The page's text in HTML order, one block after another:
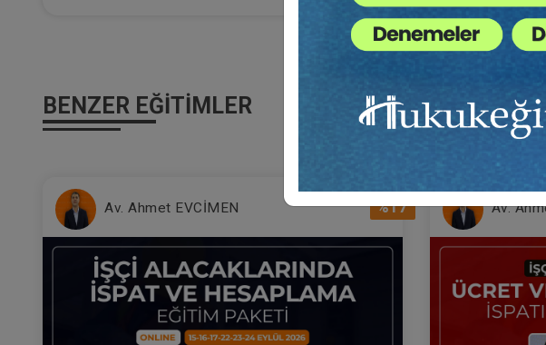
Müvekkille Görüşme
Eğitimi
TL
İstanbul Ünveristesi AUZEF Felsefe bölümü öğrencisidir.
TBB dilekçe eğitmenidir. Barolarda ve hukuk fakültelerinde dilekçe
Dilekçe ile ilgili olarak kaleme aldığı “Bir Dilekçenin Anatomisi” isimli bir
Av. Begüm Tekin ile evlidir. Bir kız çocukları vardır.
BENZER EĞITIMLER
%17
Av. Ahmet EVCİMEN Av.